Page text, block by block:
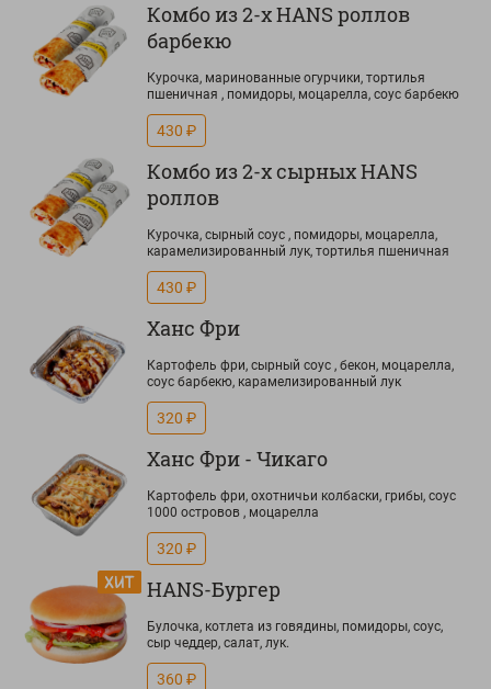
Комбо из 2-х HANS роллов
барбекю
Курочка, маринованные огурчики, тортилья
пшеничная , помидоры, моцарелла, соус барбекю
430 ₽
Комбо из 2-х сырных HANS
роллов
Курочка, сырный соус , помидоры, моцарелла,
карамелизированный лук, тортилья пшеничная
430 ₽
Ханс Фри
Картофель фри, сырный соус , бекон, моцарелла,
соус барбекю, карамелизированный лук
320 ₽
Ханс Фри - Чикаго
Картофель фри, охотничьи колбаски, грибы, соус
1000 островов , моцарелла
320 ₽
HANS-Бургер
Булочка, котлета из говядины, помидоры, соус,
сыр чеддер, салат, лук.
360 ₽